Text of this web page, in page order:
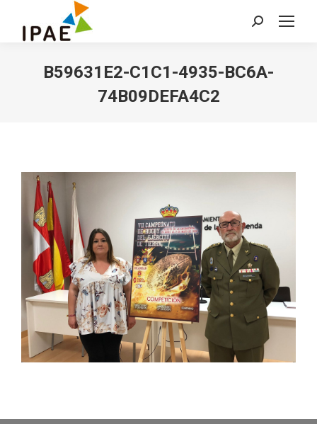
Buscar:
B59631E2-C1C1-4935-BC6A-
74B09DEFA4C2